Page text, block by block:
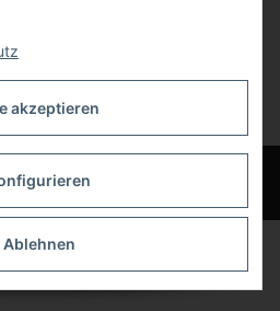
Versand
- Technische Änderungen und Irrtümer
vorbehalten
akzeptieren
Ablehnen